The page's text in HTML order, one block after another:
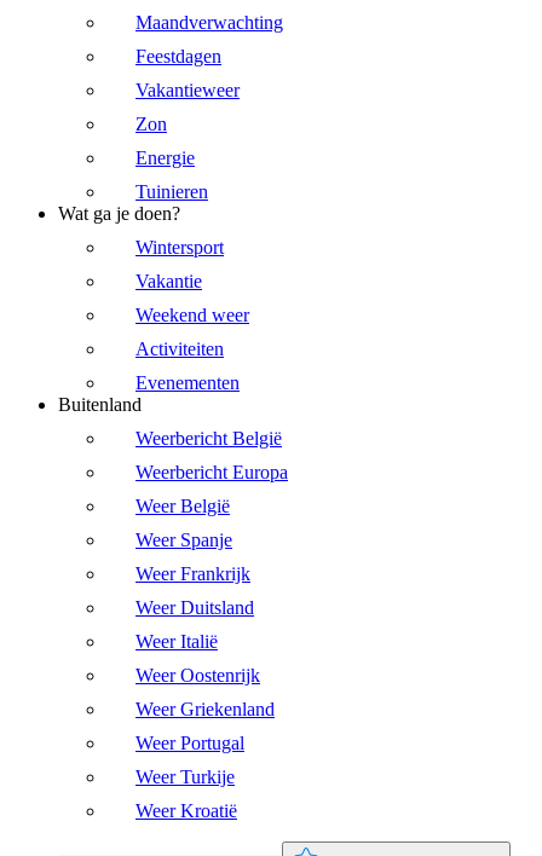
Maandverwachting
Feestdagen
Vakantieweer
Zon
Energie
Tuinieren
Wat ga je doen?
Wintersport
Vakantie
Weekend weer
Activiteiten
Evenementen
Buitenland
Weerbericht België
Weerbericht Europa
Weer België
Weer Spanje
Weer Frankrijk
Weer Duitsland
Weer Italië
Weer Oostenrijk
Weer Griekenland
Weer Portugal
Weer Turkije
Weer Kroatië